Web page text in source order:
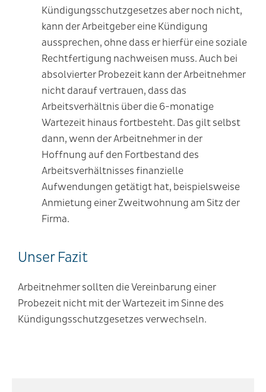
Kündigungsschutzgesetzes aber noch nicht,
kann der Arbeitgeber eine Kündigung
aussprechen, ohne dass er hierfür eine soziale
Rechtfertigung nachweisen muss. Auch bei
absolvierter Probezeit kann der Arbeitnehmer
nicht darauf vertrauen, dass das
Arbeitsverhältnis über die 6-monatige
Wartezeit hinaus fortbesteht. Das gilt selbst
dann, wenn der Arbeitnehmer in der
Hoffnung auf den Fortbestand des
Arbeitsverhältnisses finanzielle
Aufwendungen getätigt hat, beispielsweise
Anmietung einer Zweitwohnung am Sitz der
Firma.
Unser Fazit
Arbeitnehmer sollten die Vereinbarung einer
Probezeit nicht mit der Wartezeit im Sinne des
Kündigungsschutzgesetzes verwechseln.